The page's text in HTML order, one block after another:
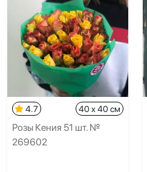
4.7 40 x 40 см
Розы Кения 51 шт. №
269602